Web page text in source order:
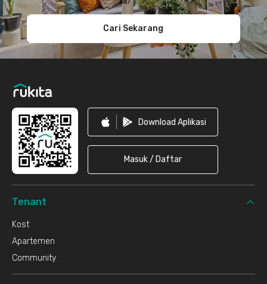
Cari Sekarang
Download Aplikasi
Masuk / Daftar
Tenant
Kost
Apartemen
Community